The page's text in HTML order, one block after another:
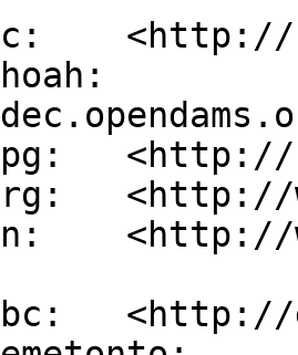
<http://
<http://
<http://
<http://
ibc: